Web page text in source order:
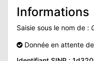
Informations
Saisie sous le nom de :
Donnée en attente